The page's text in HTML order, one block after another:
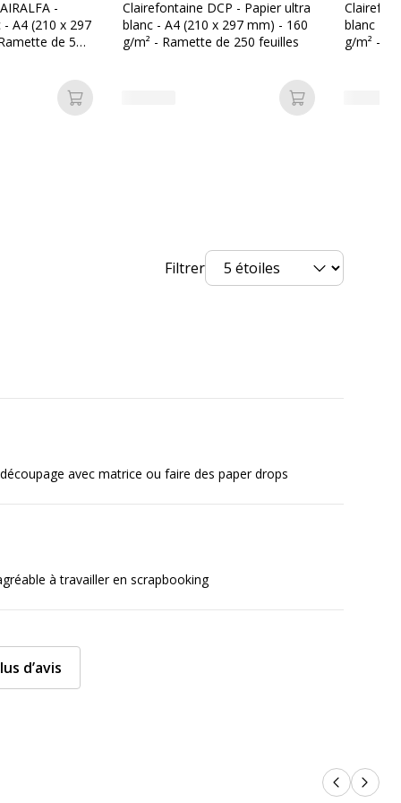
-
A4 (210 x 297
de 500
Ajouter au panier
Clairefontaine DCP - Papier ultra
blanc - A4 (210 x 297 mm) - 160
g/m² - Ramette de 250 feuilles
Ajouter au
blanc -
g/m² -
Filtrer
avec matrice ou faire des paper drops
à travailler en scrapbooking
d’avis
Produits